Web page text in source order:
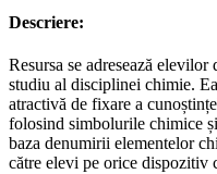
Descriere:
Resursa se adresează
studiu al disciplinei chimie.
atractivă de fixare a
folosind simbolurile chimice
baza denumirii elementelor
către elevi pe orice dispozitiv